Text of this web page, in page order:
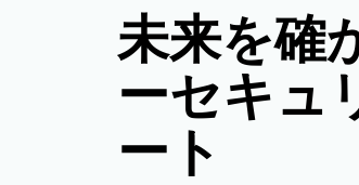
未来を確
ーセキュ
ート